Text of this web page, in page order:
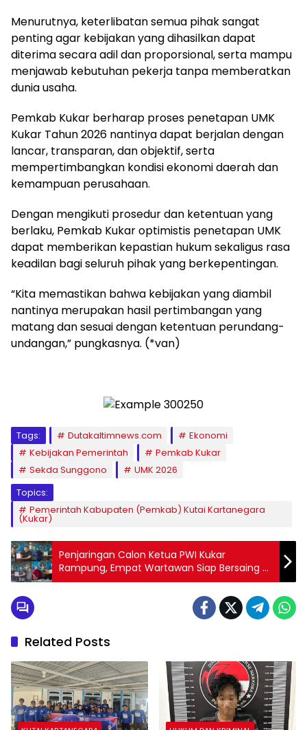
Menurutnya, keterlibatan semua pihak sangat
penting agar kebijakan yang dihasilkan dapat
diterima secara adil dan proporsional, serta mampu
menjawab kebutuhan pekerja tanpa memberatkan
dunia usaha.
Pemkab Kukar berharap proses penetapan UMK
Kukar Tahun 2026 nantinya dapat berjalan dengan
lancar, transparan, dan objektif, serta
mempertimbangkan kondisi ekonomi daerah dan
kemampuan perusahaan.
Dengan mengikuti prosedur dan ketentuan yang
berlaku, Pemkab Kukar optimistis penetapan UMK
dapat memberikan kepastian hukum sekaligus rasa
keadilan bagi seluruh pihak yang berkepentingan.
“Kita memastikan bahwa kebijakan yang diambil
nantinya merupakan hasil pertimbangan yang
matang dan sesuai dengan ketentuan perundang-
undangan,” pungkasnya. (*van)
Tags: Dutakaltimnews.com
Ekonomi
Kebijakan Pemerintah
Pemkab Kukar
Sekda Sunggono
UMK 2026
Topics:
Pemerintah Kabupaten (Pemkab) Kutai Kartanegara
(Kukar)
Penjaringan Calon Ketua PWI Kukar
Rampung, Empat Wartawan Siap Bersaing di
Konferkab
Related Posts